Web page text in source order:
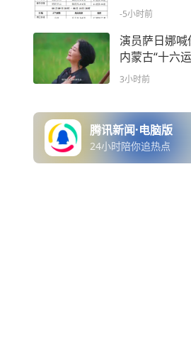
-5小时前
演员萨日娜
内蒙古“十六
3小时前
腾讯新闻·电脑版
24小时陪你追热点